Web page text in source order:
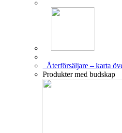
Återförsäljare – karta
Produkter med budskap